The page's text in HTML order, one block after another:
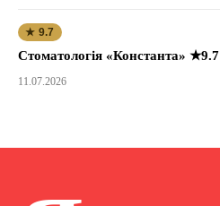
★ 9.7
Стоматологія «Константа» ★9.7
11.07.2026